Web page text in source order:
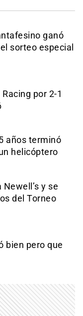
ganó
sorteo especial
por 2-1
años terminó
helicóptero
y se
del Torneo
bien pero que